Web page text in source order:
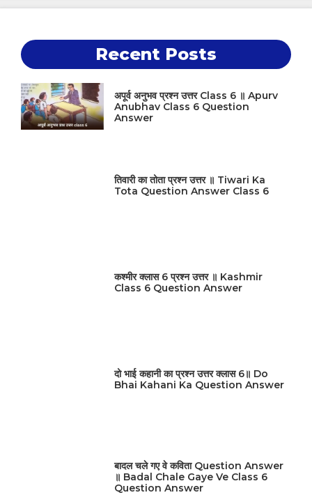
Recent Posts
अपूर्व अनुभव प्रश्न उत्तर Class 6 ॥ Apurv
Anubhav Class 6 Question
Answer
तिवारी का तोता प्रश्न उत्तर ॥ Tiwari Ka
Tota Question Answer Class 6
कश्मीर क्लास 6 प्रश्न उत्तर ॥ Kashmir
Class 6 Question Answer
दो भाई कहानी का प्रश्न उत्तर क्लास 6॥ Do
Bhai Kahani Ka Question Answer
बादल चले गए वे कविता Question Answer
॥ Badal Chale Gaye Ve Class 6
Question Answer